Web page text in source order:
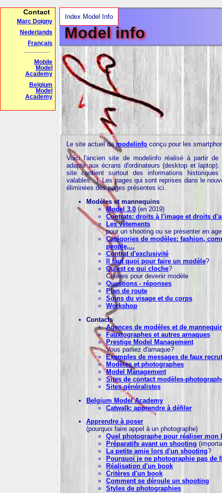
Contact
Marc Doigny
Nederlands
Français
Mobile
Model
Academy
Belgium
Model
Academy
Model info
Index Model Info
Le site actuel demodelinfo conçu pour les
Voici l'ancien site de modelinfo réalisé à partir de
adapté aux écrans d'ordinateurs (desktop et
site contient surtout des informations historiques
valables...). Les pages qui sont reprises dans le
éliminées des pages présentes ici.
Modèles et mannequins
Model 3.0 (en 2019)
Contrats: droits à l'image et droits
Les vêtements
pour un shooting ou se présenter en
Catégories de modèles: fashion,
people,...
Contrat d'exclusivité
Il faut quoi pour faire un modèle?
Qu'est ce qui cloche?
Critères pour devenir modèle
Questions - réponses
Plan de route
Soins du visage et du corps
Workshop
Contacts
Agences de modèles et de
Fauxtographes et autres arnaques
Prestige Model Management
Vous parliez d'arnaque?
Exemples de messages de faux
Modèles et photographes
Model Management
Sites de contact modèles-
Sites généralistes
Belgium Model Academy
Catwalk: apprendre à défiler
Apprendre à poser
(pourquoi faire appel à un photographe)
Quel photographe pour réaliser mon
Préparatifs avant un shooting
La petite amie lors d'un shooting?
Pourquoi je ne photographie pas de
Réalisation d'un book
Critères d'un book
Comment se déroule un shooting
Styles de photographies